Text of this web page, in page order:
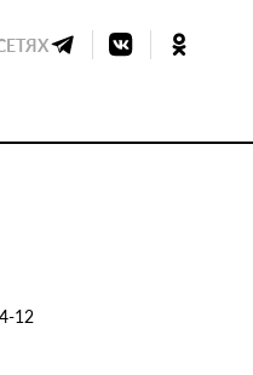
12